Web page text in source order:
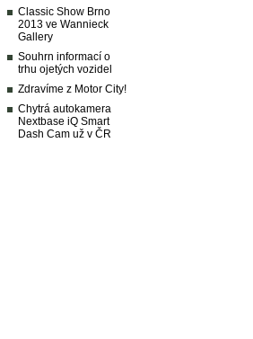
Classic Show Brno
2013 ve Wannieck
Gallery
Souhrn informací o
trhu ojetých vozidel
Zdravíme z Motor City!
Chytrá autokamera
Nextbase iQ Smart
Dash Cam už v ČR